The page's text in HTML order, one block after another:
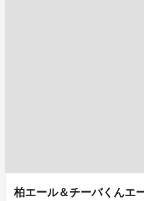
柏エール＆チーバくんエ